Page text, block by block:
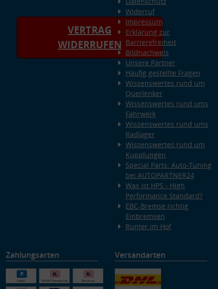
VERTRAG
WIDERRUFEN
Widerruf
Impressum
Erklärung zur
Barrierefreiheit
Bildnachweis
Unsere Partner
Häufig gestellte Fragen
Wissenswertes rund um
Querlenker
Wissenswertes rund ums
Fahrwerk
Wissenswertes rund ums
Radlager
Wissenswertes rund um
Kupplungen
Special Parts: Auto-Tuning
bei AUTOPARTNER24
Was ist HPS - High
Performance Standard?
EBC-Bremse richtig
Einbremsen
Runter im Hof
Zahlungsarten Versandarten